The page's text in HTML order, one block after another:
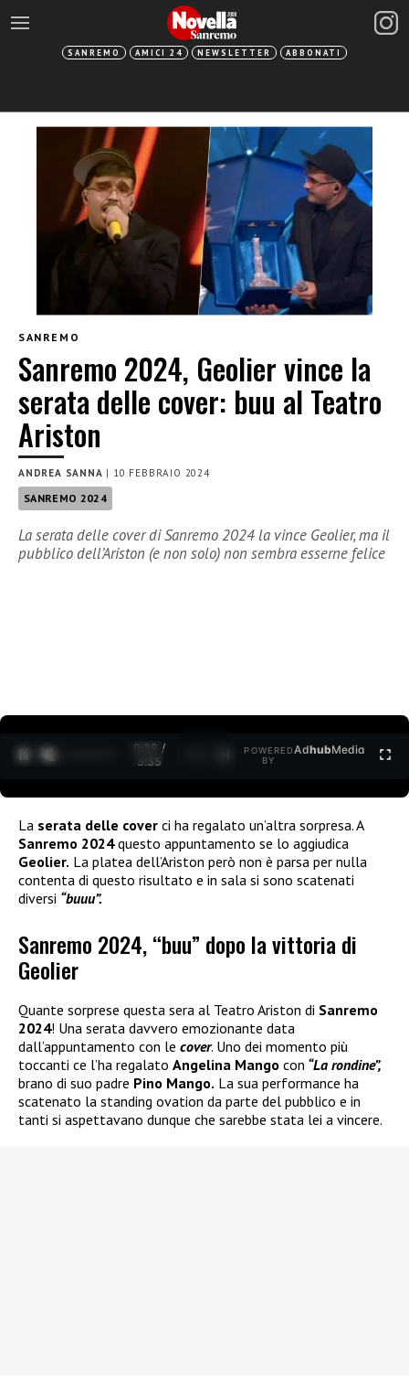
SANREMO AMICI 24 NEWSLETTER ABBONATI
SANREMO
Sanremo 2024, Geolier vince la
serata delle cover: buu al Teatro
Ariston
ANDREA SANNA | 10 FEBBRAIO 2024
SANREMO 2024
La serata delle cover di Sanremo 2024 la vince Geolier, ma il
pubblico dell’Ariston (e non solo) non sembra esserne felice
0:30 /
3:35
POWERED
BY
AdhubMedia
La serata delle cover ci ha regalato un’altra sorpresa. A
Sanremo 2024questo appuntamento se lo aggiudica
Geolier. La platea dell’Ariston però non è parsa per nulla
contenta di questo risultato e in sala si sono scatenati
diversi “buuu”.
Sanremo 2024, “buu” dopo la vittoria di
Geolier
Quante sorprese questa sera al Teatro Ariston di Sanremo
2024! Una serata davvero emozionante data
dall’appuntamento con le cover. Uno dei momento più
toccanti ce l’ha regalato Angelina Mango con “La rondine”,
brano di suo padre Pino Mango. La sua performance ha
scatenato la standing ovation da parte del pubblico e in
tanti si aspettavano dunque che sarebbe stata lei a vincere.